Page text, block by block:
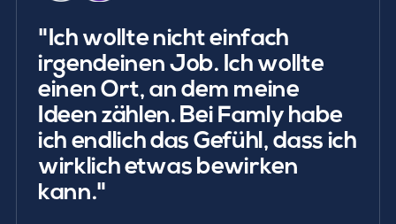
"Ich wollte nicht einfach
irgendeinen Job. Ich wollte
einen Ort, an dem meine
Ideen zählen. Bei Famly habe
ich endlich das Gefühl, dass ich
wirklich etwas bewirken
kann."